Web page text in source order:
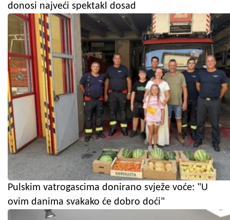
donosi najveći spektakl dosad
Pulskim vatrogascima donirano svježe voće: "U
ovim danima svakako će dobro doći"